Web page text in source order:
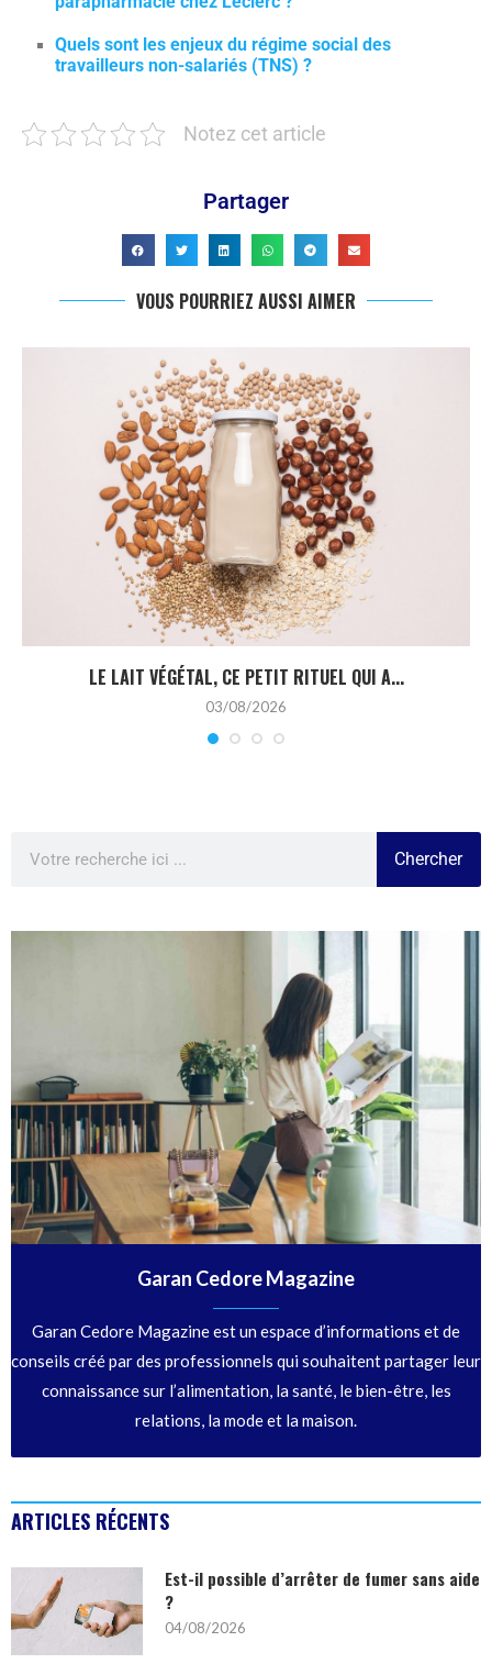
Quels sont les enjeux du régime social des
travailleurs non-salariés (TNS) ?
Notez cet article
Partager
VOUS POURRIEZ AUSSI AIMER
LE LAIT VÉGÉTAL, CE PETIT RITUEL QUI A...
03/08/2026
Chercher
Garan Cedore Magazine
Garan Cedore Magazine est un espace d’informations et de
conseils créé par des professionnels qui souhaitent partager leur
connaissance sur l’alimentation, la santé, le bien-être, les
relations, la mode et la maison.
ARTICLES RÉCENTS
Est-il possible d’arrêter de fumer sans aide
?
04/08/2026